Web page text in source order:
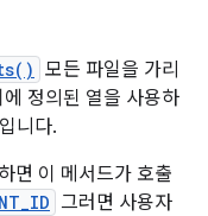
모든 파일을 가리
정의된 열을 사용하
입니다.
면 이 메서드가 호출
그러면 사용자